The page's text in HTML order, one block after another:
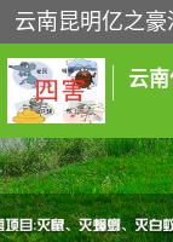
云
灭鼠服务